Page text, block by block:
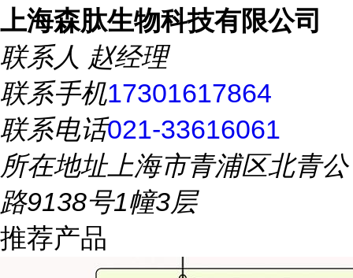
上海森肽生物科技有限公司
联系人 赵经理
联系手机17301617864
联系电话021-33616061
所在地址上海市青浦区北青公
路9138号1幢3层
推荐产品